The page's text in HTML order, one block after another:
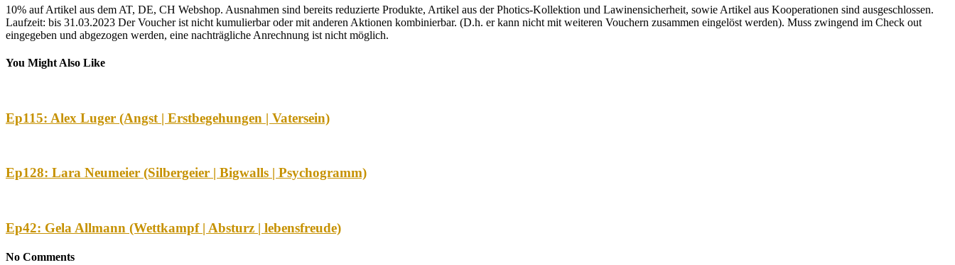
10% auf Artikel aus dem AT, DE, CH Webshop. Ausnahmen sind bereits reduzierte Produkte, Artikel aus der Photics-Kollektion und Lawinensicherheit, sowie Artikel aus Kooperationen sind ausgeschlossen.
Laufzeit: bis 31.03.2023 Der Voucher ist nicht kumulierbar oder mit anderen Aktionen kombinierbar. (D.h. er kann nicht mit weiteren Vouchern zusammen eingelöst werden). Muss zwingend im Check out
eingegeben und abgezogen werden, eine nachträgliche Anrechnung ist nicht möglich.
You Might Also Like
Ep115: Alex Luger (Angst | Erstbegehungen | Vatersein)
Ep128: Lara Neumeier (Silbergeier | Bigwalls | Psychogramm)
Ep42: Gela Allmann (Wettkampf | Absturz | lebensfreude)
No Comments